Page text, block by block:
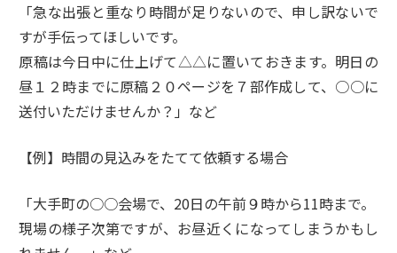
「急な出張と重なり時間が足りないので、申し訳ないで
すが手伝ってほしいです。
原稿は今日中に仕上げて△△に置いておきます。明日の
昼１２時までに原稿２０ページを７部作成して、○○に
送付いただけませんか？」など
【例】時間の見込みをたてて依頼する場合
「大手町の○○会場で、20日の午前９時から11時まで。
現場の様子次第ですが、お昼近くになってしまうかもし